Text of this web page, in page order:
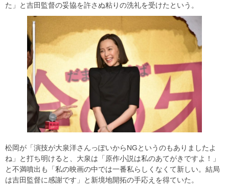
た」と吉田監督の妥協を許さぬ粘りの洗礼を受けたという。
松岡が「演技が大泉洋さんっぽいからNGというのもありましたよ
ね」と打ち明けると、大泉は「原作小説は私のあてがきですよ！」
と不満噴出も「私の映画の中では一番私らしくなくて新しい。結局
は吉田監督に感謝です」と新境地開拓の手応えを得ていた。